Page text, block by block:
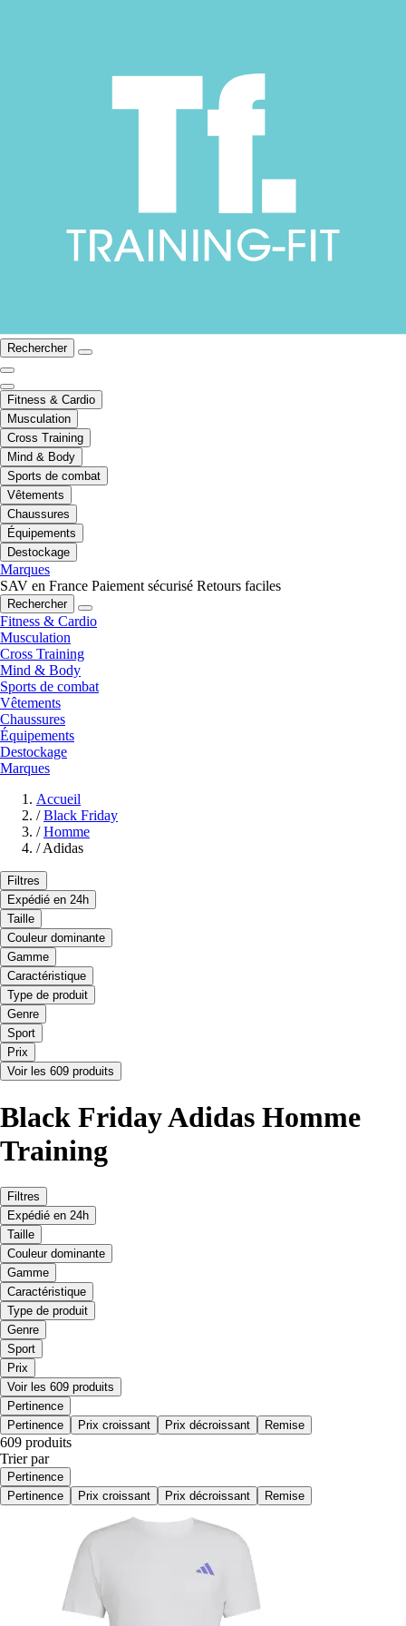
Rechercher
Fitness & Cardio
Musculation
Cross Training
Mind & Body
Sports de combat
Vêtements
Chaussures
Équipements
Destockage
Marques
SAV en France Paiement sécurisé Retours faciles
Rechercher
Fitness & Cardio
Musculation
Cross Training
Mind & Body
Sports de combat
Vêtements
Chaussures
Équipements
Destockage
Marques
Accueil
/ Black Friday
/ Homme
/Adidas
Filtres
Expédié en 24h
Taille
Couleur dominante
Gamme
Caractéristique
Type de produit
Genre
Sport
Prix
Voir les 609 produits
Black Friday Adidas Homme
Training
Filtres
Expédié en 24h
Taille
Couleur dominante
Gamme
Caractéristique
Type de produit
Genre
Sport
Prix
Voir les 609 produits
Pertinence
Pertinence
Prix croissant Prix décroissant Remise
609 produits
Trier par
Pertinence
Pertinence
Prix croissant Prix décroissant Remise